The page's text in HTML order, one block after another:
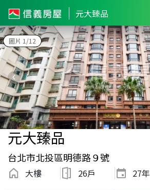
元大臻品
圖片 1/12
元大臻品
台北市北投區明德路９號
大樓 26戶 27年